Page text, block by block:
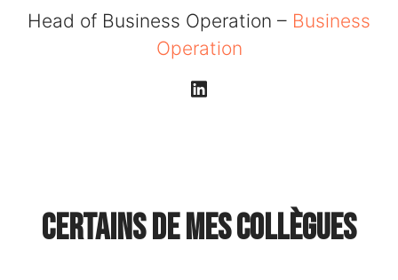
Head of Business Operation – Business
Operation
Certains de mes collègues